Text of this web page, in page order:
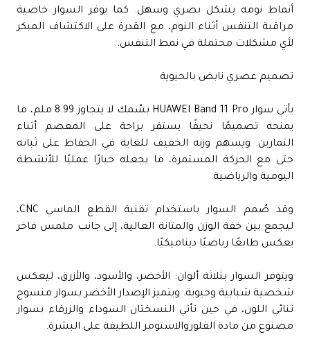
أنماط نومه بشكل بصري وسهل. كما يوفر السوار خاصية
مراقبة التنفس أثناء النوم، مع القدرة على الاكتشاف المبكر
لأي مشكلات محتملة في نمط التنفس.
تصميم عصري نابض بالحيوية
يأتي سوار HUAWEI Band 11 Pro بسُمك لا يتجاوز 8.99 ملم، ما
يمنحه تصميمًا نحيفًا يستقر براحة على المعصم أثناء
التمارين. ويسهم وزنه الخفيف للغاية في الحفاظ على ثباته
حتى مع الحركة المستمرة، ما يجعله خيارًا عمليًا للأنشطة
اليومية والرياضية.
وقد صُمم السوار باستخدام تقنية القطع الماسي CNC،
ليجمع بين خفة الوزن والمتانة العالية، إلى جانب ملمس فاخر
يعكس طابعًا رياضيًا ديناميكيًا.
ويتوفر السوار بثلاثة ألوان: الأخضر، والأسود، والأزرق، ليعكس
شخصية شبابية وحيوية. ويتميز الإصدار الأخضر بسوار منسوج
ثنائي اللون، في حين تأتي النسختان السوداء والزرقاء بسوار
مصنوع من مادة الفلوروالاستومر اللطيفة على البشرة.